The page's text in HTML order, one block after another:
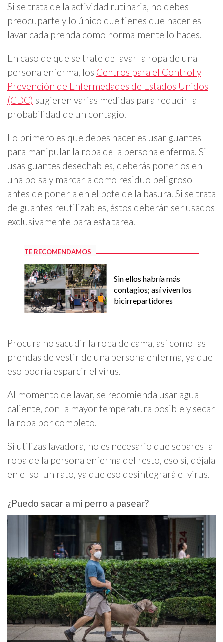
Si se trata de la actividad rutinaria, no debes
preocuparte y lo único que tienes que hacer es
lavar cada prenda como normalmente lo haces.
En caso de que se trate de lavar la ropa de una
persona enferma, los Centros para el Control y
Prevención de Enfermedades de Estados Unidos
(CDC) sugieren varias medidas para reducir la
probabilidad de un contagio.
Lo primero es que debes hacer es usar guantes
para manipular la ropa de la persona enferma. Si
usas guantes desechables, deberás ponerlos en
una bolsa y marcarla como residuo peligroso
antes de ponerla en el bote de la basura. Si se trata
de guantes reutilizables, éstos deberán ser usados
exclusivamente para esta tarea.
TE RECOMENDAMOS
Sin ellos habría más
contagios; así viven los
bicirrepartidores
Procura no sacudir la ropa de cama, así como las
prendas de vestir de una persona enferma, ya que
eso podría esparcir el virus.
Al momento de lavar, se recomienda usar agua
caliente, con la mayor temperatura posible y secar
la ropa por completo.
Si utilizas lavadora, no es necesario que separes la
ropa de la persona enferma del resto, eso sí, déjala
en el sol un rato, ya que eso desintegrará el virus.
¿Puedo sacar a mi perro a pasear?